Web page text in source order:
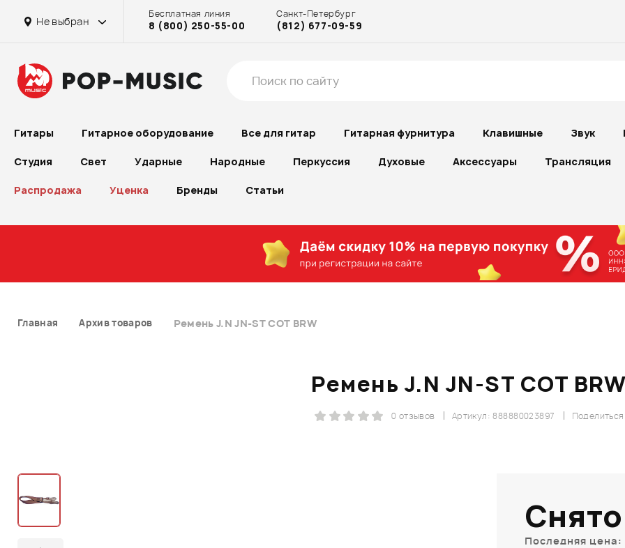
Не выбран
Бесплатная линия
8 (800) 250-55-00
Санкт-Петербург
(812) 677-09-59
Гитары Гитарное оборудование Все для гитар Гитарная фурнитура Клавишные Звук
Студия Свет Ударные Народные Перкуссия Духовые Аксессуары Трансляция
Распродажа Уценка Бренды Статьи
Главная Архив товаров Ремень J.N JN-ST COT BRW
Ремень J.N JN-ST COT
Поделиться
Артикул: 888880023897
0 отзывов
Последняя цена: